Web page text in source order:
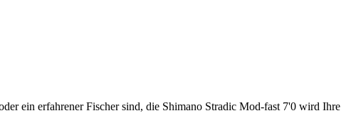
ein erfahrener Fischer sind, die Shimano Stradic Mod-fast 7'0 wird Ihre